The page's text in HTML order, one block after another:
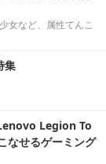
女など、属性てんこ
集
Legion To
なせるゲーミング